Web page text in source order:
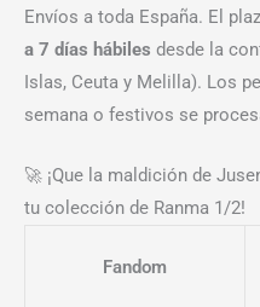
Envíos a toda España. El
a 7 días hábiles desde la
Islas, Ceuta y Melilla). Los
semana o festivos se
🚀 ¡Que la maldición de
tu colección de Ranma 1/2!
Fandom